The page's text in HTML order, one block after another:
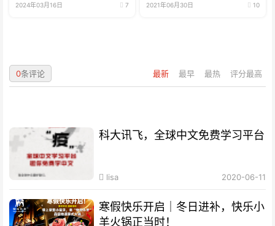
2024年03月16日 7 2021年06月30日 10
最新 最早 最热 评分最高
0条评论
科大讯飞，全球中文免费学习平台
lisa 2020-06-11
寒假快乐开启｜冬日进补，快乐小
羊火锅正当时！